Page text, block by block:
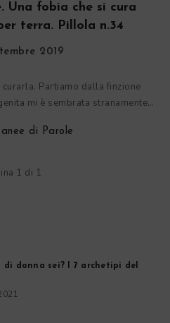
Una fobia che si cura
terra. Pillola n.34
2019
Partiamo dalla finzione
mi è sembrata stranamente…
di Parole
1 di 1
di donna sei? I 7 archetipi del